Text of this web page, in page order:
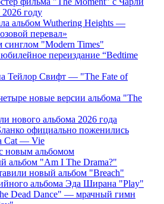
году
альбом Wuthering Heights —
перевал»
"Modern Times"
переиздание “Bedtime
Тейлор Свифт — "The Fate of
новые версии альбома "The
нового альбома 2026 года
официально поженились
Cat — Vie
новым альбомом
альбом "Am I The Drama?"
новый альбом "Breach"
альбома Эда Ширана "Play"
Dead Dance" — мрачный гимн